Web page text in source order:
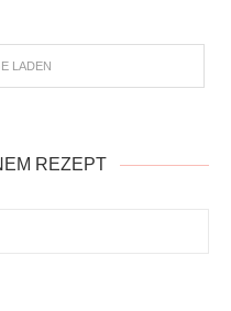
LADEN
REZEPT